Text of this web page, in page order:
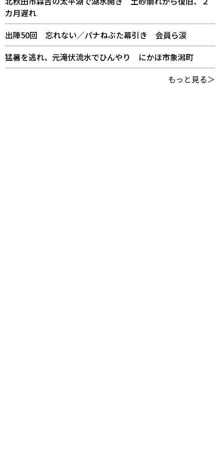
カ月遅れ
出陣50回 忘れない／パナねぶた幕引き 会員ら涙
猛暑を逃れ、元滝伏流水でひんやり にかほ市象潟町
もっと見る＞